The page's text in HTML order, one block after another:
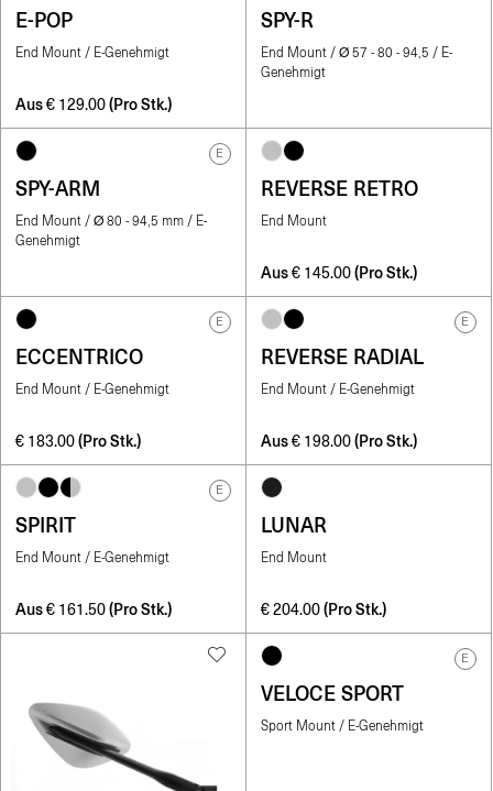
E-POP
End Mount / E-Genehmigt
Aus € 129.00 (Pro Stk.)
SPY-R
End Mount / Ø 57 - 80 - 94,5 / E-
Genehmigt
E
SPY-ARM
End Mount / Ø 80 - 94,5 mm / E-
Genehmigt
REVERSE RETRO
End Mount
Aus € 145.00 (Pro Stk.)
E
ECCENTRICO
End Mount / E-Genehmigt
€ 183.00 (Pro Stk.)
E
REVERSE RADIAL
End Mount / E-Genehmigt
Aus € 198.00 (Pro Stk.)
E
SPIRIT
End Mount / E-Genehmigt
Aus € 161.50 (Pro Stk.)
LUNAR
End Mount
€204.00 (Pro Stk.)
E
VELOCE SPORT
Sport Mount / E-Genehmigt